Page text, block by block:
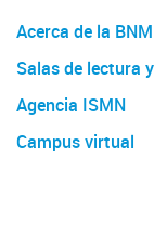
Acerca de la
Salas de lectura
Agencia ISMN
Campus virtual